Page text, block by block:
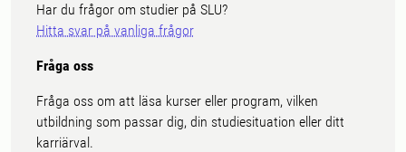
Har du frågor om studier på SLU?
Hitta svar på vanliga frågor
Fråga oss
Fråga oss om att läsa kurser eller program, vilken
utbildning som passar dig, din studiesituation eller ditt
karriärval.